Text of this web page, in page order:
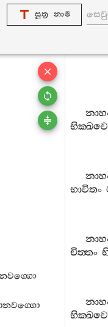
සූත්‍ර නාම
භික‍්ඛවෙ
භාවිතං
චිත‍්තං
භික‍්ඛවෙ